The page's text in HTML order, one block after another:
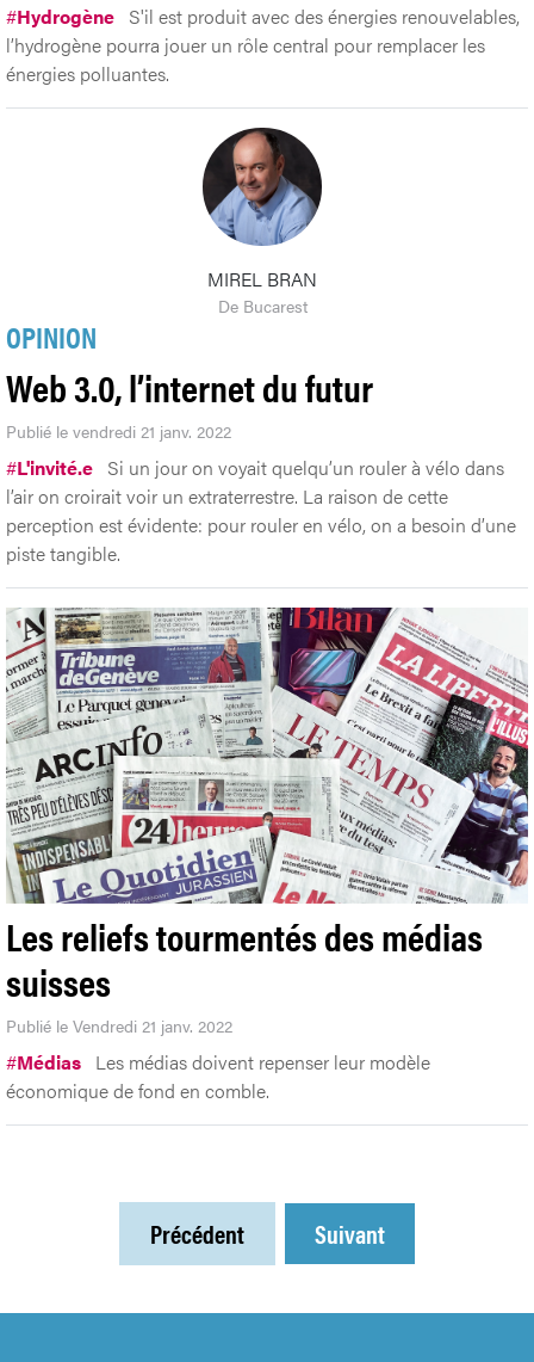
#Hydrogène S'il est produit avec des énergies renouvelables,
l’hydrogène pourra jouer un rôle central pour remplacer les
énergies polluantes.
MIREL BRAN
De Bucarest
OPINION
Web 3.0, l’internet du futur
Publié le vendredi 21 janv. 2022
#L'invité.e Si un jour on voyait quelqu’un rouler à vélo dans
l’air on croirait voir un extraterrestre. La raison de cette
perception est évidente: pour rouler en vélo, on a besoin d’une
piste tangible.
Les reliefs tourmentés des médias
suisses
Publié le Vendredi 21 janv. 2022
#Médias Les médias doivent repenser leur modèle
économique de fond en comble.
Précédent Suivant